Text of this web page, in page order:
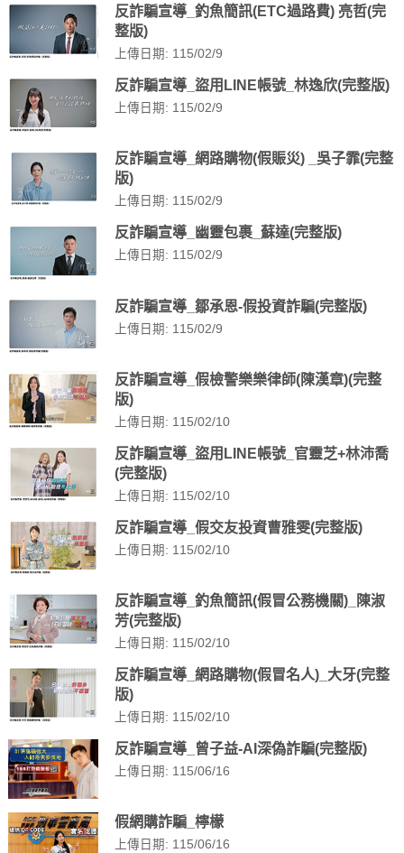
反詐騙宣導_釣魚簡訊(ETC過路費) 亮哲(完
整版)
上傳日期: 115/02/9
反詐騙宣導_盜用LINE帳號_林逸欣(完整版)
上傳日期: 115/02/9
反詐騙宣導_網路購物(假賑災) _吳子霏(完整
版)
上傳日期: 115/02/9
反詐騙宣導_幽靈包裹_蘇達(完整版)
上傳日期: 115/02/9
反詐騙宣導_鄒承恩-假投資詐騙(完整版)
上傳日期: 115/02/9
反詐騙宣導_假檢警樂樂律師(陳漢章)(完整
版)
上傳日期: 115/02/10
反詐騙宣導_盜用LINE帳號_官靈芝+林沛喬
(完整版)
上傳日期: 115/02/10
反詐騙宣導_假交友投資曹雅雯(完整版)
上傳日期: 115/02/10
反詐騙宣導_釣魚簡訊(假冒公務機關)_陳淑
芳(完整版)
上傳日期: 115/02/10
反詐騙宣導_網路購物(假冒名人)_大牙(完整
版)
上傳日期: 115/02/10
反詐騙宣導_曾子益-AI深偽詐騙(完整版)
上傳日期: 115/06/16
假網購詐騙_檸檬
上傳日期: 115/06/16